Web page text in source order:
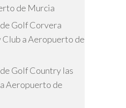
de Murcia
Golf Corvera
a Aeropuerto de
Golf Country las
Aeropuerto de